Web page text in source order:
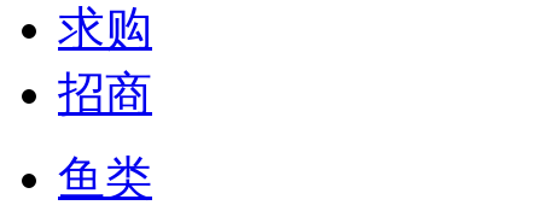
求购
招商
鱼类